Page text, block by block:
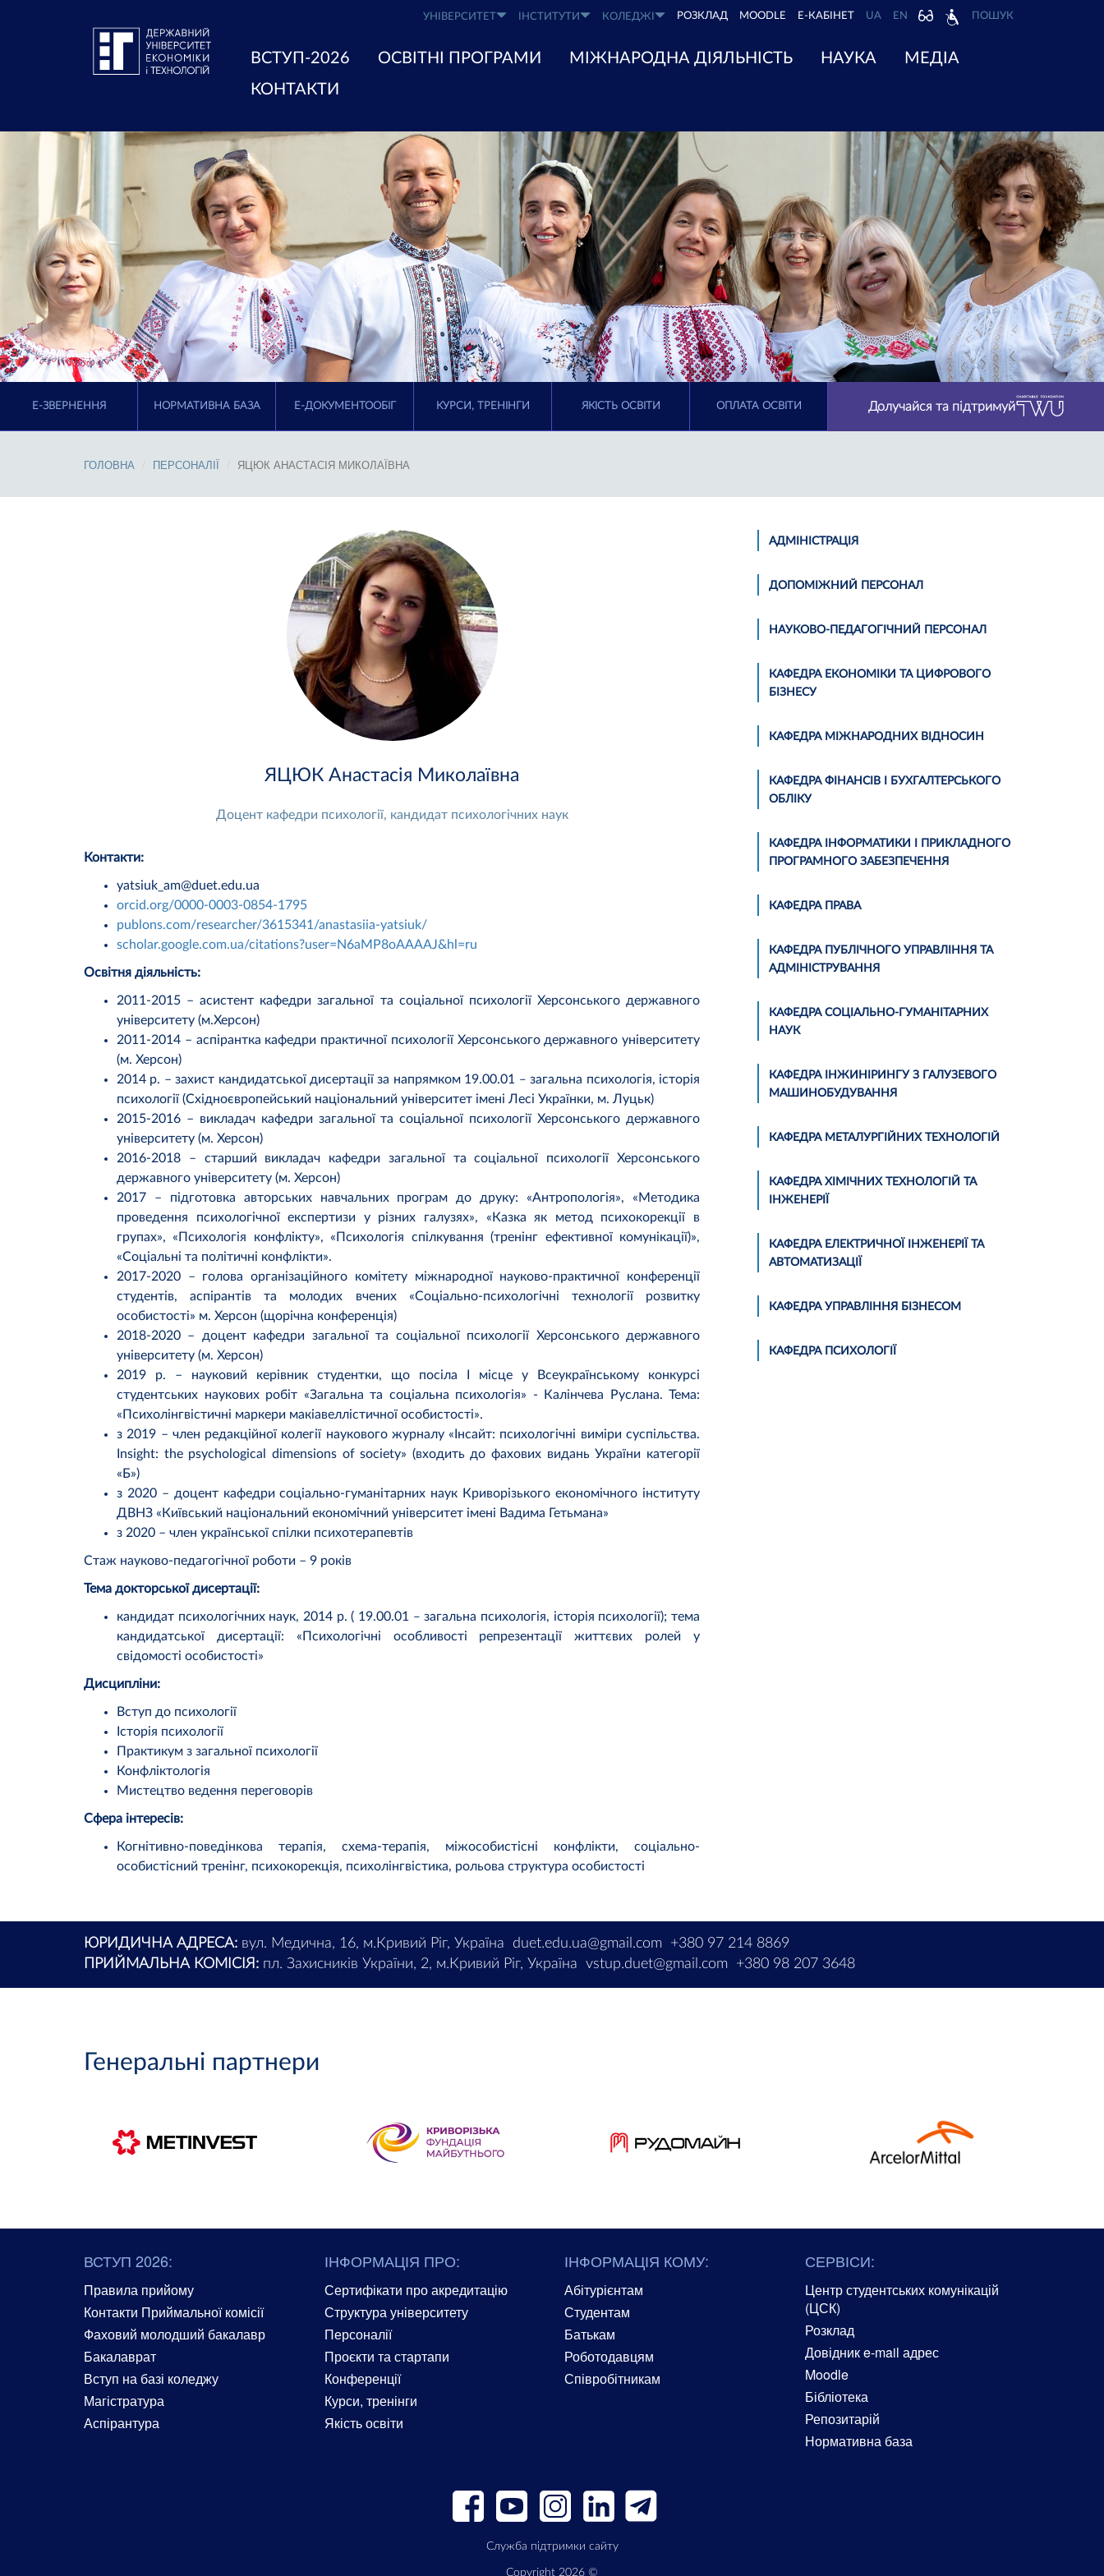
УНІВЕРСИТЕТ ІНСТИТУТИ КОЛЕДЖІ РОЗКЛАД MOODLE Е-КАБІНЕТ UA EN ПОШУК
ВСТУП-2026 ОСВІТНІ ПРОГРАМИ МІЖНАРОДНА ДІЯЛЬНІСТЬ НАУКА
МЕДІА
КОНТАКТИ
E-ЗВЕРНЕННЯ НОРМАТИВНА БАЗА Е-ДОКУМЕНТООБІГ КУРСИ, ТРЕНІНГИ ЯКІСТЬ ОСВІТИ ОПЛАТА ОСВІТИ Долучайся та підтримуй
ГОЛОВНА ПЕРСОНАЛІЇ ЯЦЮК АНАСТАСІЯ МИКОЛАЇВНА
ЯЦЮК Анастасія Миколаївна
Доцент кафедри психології, кандидат психологічних наук
Контакти:
yatsiuk_am@duet.edu.ua
orcid.org/0000-0003-0854-1795
publons.com/researcher/3615341/anastasiia-yatsiuk/
scholar.google.com.ua/citations?user=N6aMP8oAAAAJ&hl=ru
Освітня діяльність:
2011-2015 – асистент кафедри загальної та соціальної психології Херсонського державного
університету (м.Херсон)
2011-2014 – аспірантка кафедри практичної психології Херсонського державного університету
(м. Херсон)
2014 р. – захист кандидатської дисертації за напрямком 19.00.01 ‒ загальна психологія, історія
психології (Східноєвропейський національний університет імені Лесі Українки, м. Луцьк)
2015-2016 – викладач кафедри загальної та соціальної психології Херсонського державного
університету (м. Херсон)
2016-2018 – старший викладач кафедри загальної та соціальної психології Херсонського
державного університету (м. Херсон)
2017 – підготовка авторських навчальних програм до друку: «Антропологія», «Методика
проведення психологічної експертизи у різних галузях», «Казка як метод психокорекції в
групах», «Психологія конфлікту», «Психологія спілкування (тренінг ефективної комунікації)»,
«Соціальні та політичні конфлікти».
2017-2020 – голова організаційного комітету міжнародної науково-практичної конференції
студентів, аспірантів та молодих вчених «Соціально-психологічні технології розвитку
особистості» м. Херсон (щорічна конференція)
2018-2020 – доцент кафедри загальної та соціальної психології Херсонського державного
університету (м. Херсон)
2019 р. – науковий керівник студентки, що посіла І місце у Всеукраїнському конкурсі
студентських наукових робіт «Загальна та соціальна психологія» - Калінчева Руслана. Тема:
«Психолінгвістичні маркери макіавеллістичної особистості».
з 2019 – член редакційної колегії наукового журналу «Інсайт: психологічні виміри суспільства.
Insight: the psychological dimensions of society» (входить до фахових видань України категорії
«Б»)
з 2020 – доцент кафедри соціально-гуманітарних наук Криворізького економічного інституту
ДВНЗ «Київський національний економічний університет імені Вадима Гетьмана»
з 2020 – член української спілки психотерапевтів
Стаж науково-педагогічної роботи – 9 років
Тема докторської дисертації:
кандидат психологічних наук, 2014 р. ( 19.00.01 ‒ загальна психологія, історія психології); тема
кандидатської дисертації: «Психологічні особливості репрезентації життєвих ролей у
свідомості особистості»
Дисципліни:
Вступ до психології
Історія психології
Практикум з загальної психології
Конфліктологія
Мистецтво ведення переговорів
Сфера інтересів:
Когнітивно-поведінкова терапія, схема-терапія, міжособистісні конфлікти, соціально-
особистісний тренінг, психокорекція, психолінгвістика, рольова структура особистості
АДМІНІСТРАЦІЯ
ДОПОМІЖНИЙ ПЕРСОНАЛ
НАУКОВО-ПЕДАГОГІЧНИЙ ПЕРСОНАЛ
КАФЕДРА ЕКОНОМІКИ ТА ЦИФРОВОГО
БІЗНЕСУ
КАФЕДРА МІЖНАРОДНИХ ВІДНОСИН
КАФЕДРА ФІНАНСІВ І БУХГАЛТЕРСЬКОГО
ОБЛІКУ
КАФЕДРА ІНФОРМАТИКИ І ПРИКЛАДНОГО
ПРОГРАМНОГО ЗАБЕЗПЕЧЕННЯ
КАФЕДРА ПРАВА
КАФЕДРА ПУБЛІЧНОГО УПРАВЛІННЯ ТА
АДМІНІСТРУВАННЯ
КАФЕДРА СОЦІАЛЬНО-ГУМАНІТАРНИХ
НАУК
КАФЕДРА ІНЖИНІРИНГУ З ГАЛУЗЕВОГО
МАШИНОБУДУВАННЯ
КАФЕДРА МЕТАЛУРГІЙНИХ ТЕХНОЛОГІЙ
КАФЕДРА ХІМІЧНИХ ТЕХНОЛОГІЙ ТА
ІНЖЕНЕРІЇ
КАФЕДРА ЕЛЕКТРИЧНОЇ ІНЖЕНЕРІЇ ТА
АВТОМАТИЗАЦІЇ
КАФЕДРА УПРАВЛІННЯ БІЗНЕСОМ
КАФЕДРА ПСИХОЛОГІЇ
ЮРИДИЧНА АДРЕСА: вул. Медична, 16, м.Кривий Ріг, Україна duet.edu.ua@gmail.com
+380 97 214 8869
ПРИЙМАЛЬНА КОМІСІЯ: пл. Захисників України, 2, м.Кривий Ріг, Україна vstup.duet@gmail.com +380 98 207 3648
Генеральні партнери
ВСТУП 2026:
Правила прийому
Контакти Приймальної комісії
Фаховий молодший бакалавр
Бакалаврат
Вступ на базі коледжу
Магістратура
Аспірантура
ІНФОРМАЦІЯ ПРО:
Сертифікати про акредитацію
Структура університету
Персоналії
Проєкти та стартапи
Конференції
Курси, тренінги
Якість освіти
ІНФОРМАЦІЯ КОМУ:
Абітурієнтам
Студентам
Батькам
Роботодавцям
Співробітникам
СЕРВІСИ:
Центр студентських комунікацій
(ЦСК)
Розклад
Довідник e-mail адрес
Moodle
Бібліотека
Репозитарій
Нормативна база
Служба підтримки сайту
Copyright 2026 ©